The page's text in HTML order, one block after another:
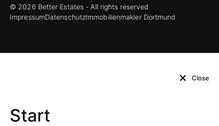
© 2026 Better Estates - All rights reserved
ImpressumDatenschutzImmobilienmakler Dortmund
Close
Start